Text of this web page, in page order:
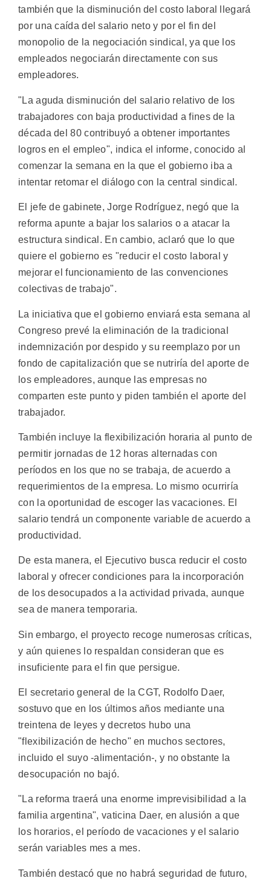
también que la disminución del costo laboral llegará
por una caída del salario neto y por el fin del
monopolio de la negociación sindical, ya que los
empleados negociarán directamente con sus
empleadores.
"La aguda disminución del salario relativo de los
trabajadores con baja productividad a fines de la
década del 80 contribuyó a obtener importantes
logros en el empleo", indica el informe, conocido al
comenzar la semana en la que el gobierno iba a
intentar retomar el diálogo con la central sindical.
El jefe de gabinete, Jorge Rodríguez, negó que la
reforma apunte a bajar los salarios o a atacar la
estructura sindical. En cambio, aclaró que lo que
quiere el gobierno es "reducir el costo laboral y
mejorar el funcionamiento de las convenciones
colectivas de trabajo".
La iniciativa que el gobierno enviará esta semana al
Congreso prevé la eliminación de la tradicional
indemnización por despido y su reemplazo por un
fondo de capitalización que se nutriría del aporte de
los empleadores, aunque las empresas no
comparten este punto y piden también el aporte del
trabajador.
También incluye la flexibilización horaria al punto de
permitir jornadas de 12 horas alternadas con
períodos en los que no se trabaja, de acuerdo a
requerimientos de la empresa. Lo mismo ocurriría
con la oportunidad de escoger las vacaciones. El
salario tendrá un componente variable de acuerdo a
productividad.
De esta manera, el Ejecutivo busca reducir el costo
laboral y ofrecer condiciones para la incorporación
de los desocupados a la actividad privada, aunque
sea de manera temporaria.
Sin embargo, el proyecto recoge numerosas críticas,
y aún quienes lo respaldan consideran que es
insuficiente para el fin que persigue.
El secretario general de la CGT, Rodolfo Daer,
sostuvo que en los últimos años mediante una
treintena de leyes y decretos hubo una
"flexibilización de hecho" en muchos sectores,
incluido el suyo -alimentación-, y no obstante la
desocupación no bajó.
"La reforma traerá una enorme imprevisibilidad a la
familia argentina", vaticina Daer, en alusión a que
los horarios, el período de vacaciones y el salario
serán variables mes a mes.
También destacó que no habrá seguridad de futuro,